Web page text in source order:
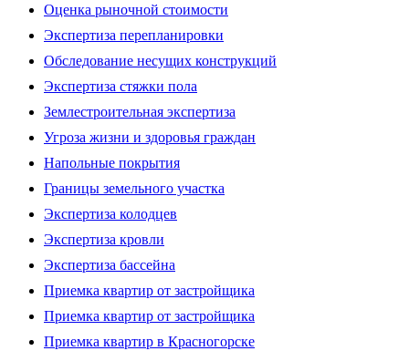
Оценка рыночной стоимости
Экспертиза перепланировки
Обследование несущих конструкций
Экспертиза стяжки пола
Землестроительная экспертиза
Угроза жизни и здоровья граждан
Напольные покрытия
Границы земельного участка
Экспертиза колодцев
Экспертиза кровли
Экспертиза бассейна
Приемка квартир от застройщика
Приемка квартир от застройщика
Приемка квартир в Красногорске